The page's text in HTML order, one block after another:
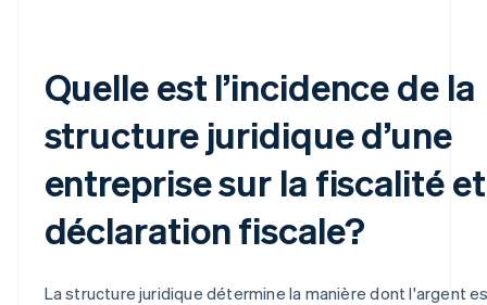
Quelle est l’incidence de la
structure juridique d’une
entreprise sur la fiscalité
déclaration fiscale?
La structure juridique détermine la manière dont l'argent